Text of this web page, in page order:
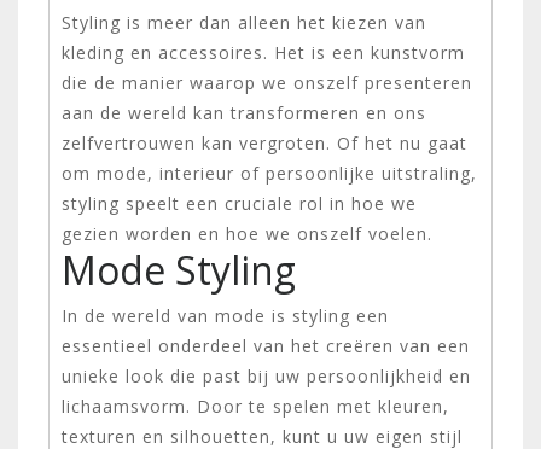
Styling is meer dan alleen het kiezen van
kleding en accessoires. Het is een kunstvorm
die de manier waarop we onszelf presenteren
aan de wereld kan transformeren en ons
zelfvertrouwen kan vergroten. Of het nu gaat
om mode, interieur of persoonlijke uitstraling,
styling speelt een cruciale rol in hoe we
gezien worden en hoe we onszelf voelen.
Mode Styling
In de wereld van mode is styling een
essentieel onderdeel van het creëren van een
unieke look die past bij uw persoonlijkheid en
lichaamsvorm. Door te spelen met kleuren,
texturen en silhouetten, kunt u uw eigen stijl